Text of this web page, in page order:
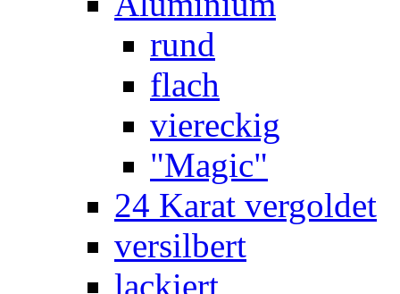
rund
flach
viereckig
"Magic"
24 Karat vergoldet
versilbert
lackiert